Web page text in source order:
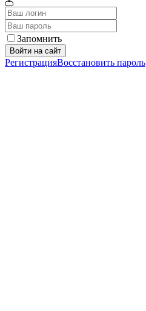
Запомнить
Войти на сайт
РегистрацияВосстановить пароль